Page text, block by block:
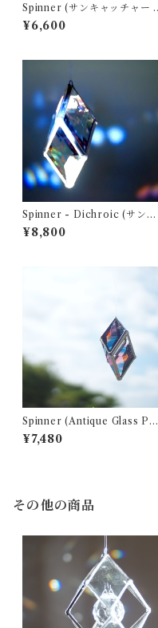
Spinner (サンキャッチャー ・
ウォータープリズム)
¥6,600
Spinner - Dichroic (サンキ
ャッチャー ・ ウォータープリ
ズム)
¥8,800
Spinner (Antique Glass PN
K) (サンキャッチャー ・ ウォ
ータープリズム)
¥7,480
その他の商品